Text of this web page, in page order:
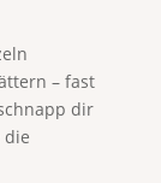
– fast
dir
die